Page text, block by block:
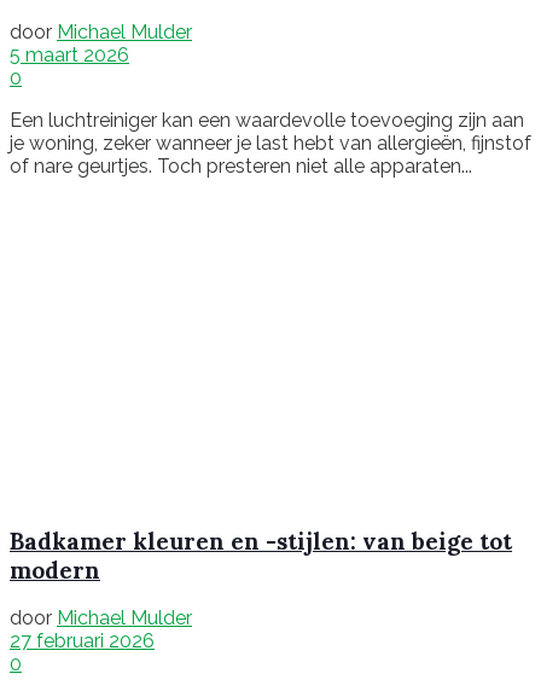
door Michael Mulder
5 maart 2026
0
Een luchtreiniger kan een waardevolle toevoeging zijn aan
je woning, zeker wanneer je last hebt van allergieën, fijnstof
of nare geurtjes. Toch presteren niet alle apparaten...
Badkamer kleuren en -stijlen: van beige tot
modern
door Michael Mulder
27 februari 2026
0